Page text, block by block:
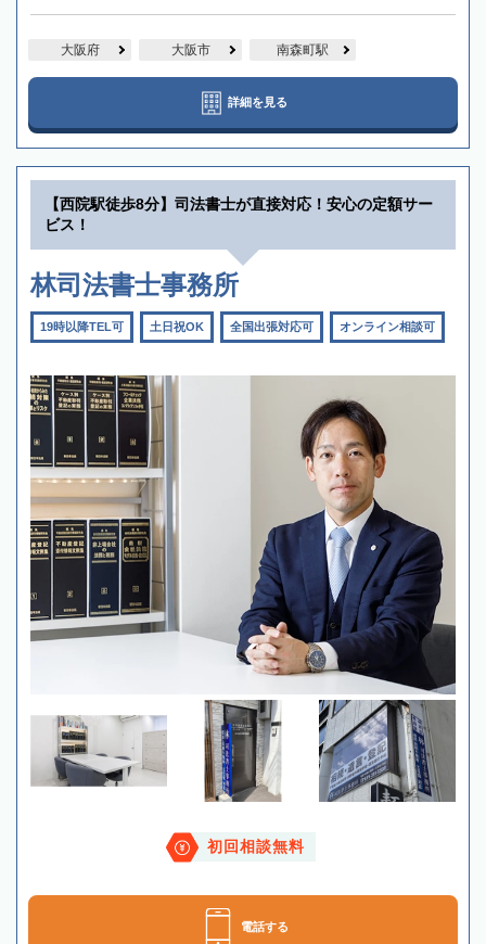
大阪府 大阪市 南森町駅
詳細を見る
【西院駅徒歩8分】司法書士が直接対応！安心の定額サー
ビス！
林司法書士事務所
19時以降TEL可 土日祝OK 全国出張対応可 オンライン相談可
初回相談無料
電話する